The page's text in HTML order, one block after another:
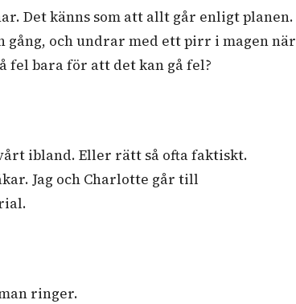
Det känns som att allt går enligt planen.
gång, och undrar med ett pirr i magen när
fel bara för att det kan gå fel?
ibland. Eller rätt så ofta faktiskt.
Jag och Charlotte går till
ringer.